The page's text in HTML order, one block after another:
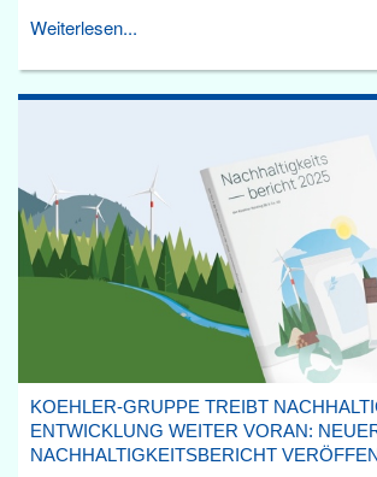
Weiterlesen...
KOEHLER-GRUPPE TREIBT
ENTWICKLUNG WEITER VORAN:
NACHHALTIGKEITSBERICHT